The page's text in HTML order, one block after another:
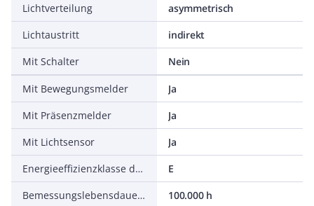
Lichtverteilung
asymmetrisch
Lichtaustritt
indirekt
Mit Schalter
Nein
Mit Bewegungsmelder
Ja
Mit Präsenzmelder
Ja
Mit Lichtsensor
Ja
Energieeffizienzklasse der Lichtquelle nach EU-Richtlinie 2019/2015
E
Bemessungslebensdauer L70/B50 bei 25 °C
100.000 h